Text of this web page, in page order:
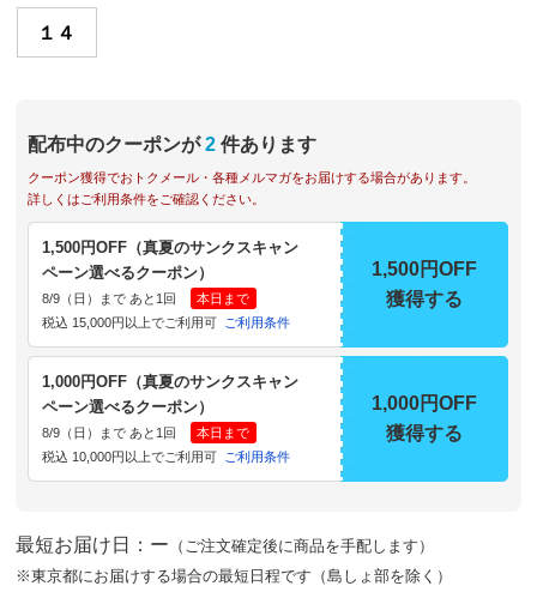
１４
配布中のクーポンが 2 件あります
クーポン獲得でおトクメール・各種メルマガをお届けする場合があります。
詳しくはご利用条件をご確認ください。
1,500円OFF（真夏のサンクスキャン
ペーン選べるクーポン）
8/9（日）まで あと1回
本日まで
税込 15,000円以上でご利用可
ご利用条件
1,500円OFF
獲得する
1,000円OFF（真夏のサンクスキャン
ペーン選べるクーポン）
8/9（日）まで あと1回
本日まで
税込 10,000円以上でご利用可
ご利用条件
1,000円OFF
獲得する
最短お届け日：ー （ご注文確定後に商品を手配します）
※東京都にお届けする場合の最短日程です（島しょ部を除く）